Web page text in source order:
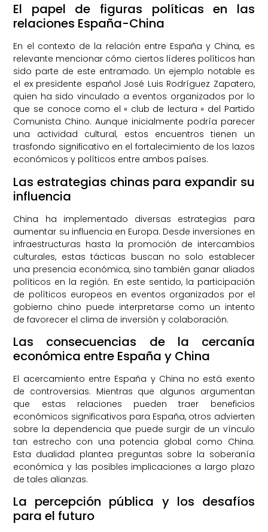
El papel de figuras políticas en las
relaciones España-China
En el contexto de la relación entre España y China, es
relevante mencionar cómo ciertos líderes políticos han
sido parte de este entramado. Un ejemplo notable es
el ex presidente español José Luis Rodríguez Zapatero,
quien ha sido vinculado a eventos organizados por lo
que se conoce como el « club de lectura » del Partido
Comunista Chino. Aunque inicialmente podría parecer
una actividad cultural, estos encuentros tienen un
trasfondo significativo en el fortalecimiento de los lazos
económicos y políticos entre ambos países.
Las estrategias chinas para expandir su
influencia
China ha implementado diversas estrategias para
aumentar su influencia en Europa. Desde inversiones en
infraestructuras hasta la promoción de intercambios
culturales, estas tácticas buscan no solo establecer
una presencia económica, sino también ganar aliados
políticos en la región. En este sentido, la participación
de políticos europeos en eventos organizados por el
gobierno chino puede interpretarse como un intento
de favorecer el clima de inversión y colaboración.
Las consecuencias de la cercanía
económica entre España y China
El acercamiento entre España y China no está exento
de controversias. Mientras que algunos argumentan
que estas relaciones pueden traer beneficios
económicos significativos para España, otros advierten
sobre la dependencia que puede surgir de un vínculo
tan estrecho con una potencia global como China.
Esta dualidad plantea preguntas sobre la soberanía
económica y las posibles implicaciones a largo plazo
de tales alianzas.
La percepción pública y los desafíos
para el futuro